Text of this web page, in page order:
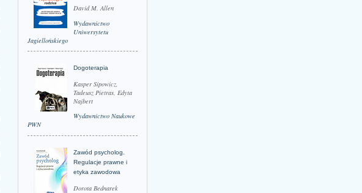
David M. Allen
Wydawnictwo
Uniwersytetu
Jagiellońskiego
Dogoterapia
Kasper Sipowicz,
Tadeusz Pietras, Edyta
Najbert
Wydawnictwo Naukowe
PWN
Zawód psycholog.
Regulacje prawne i
etyka zawodowa
Dorota Bednarek